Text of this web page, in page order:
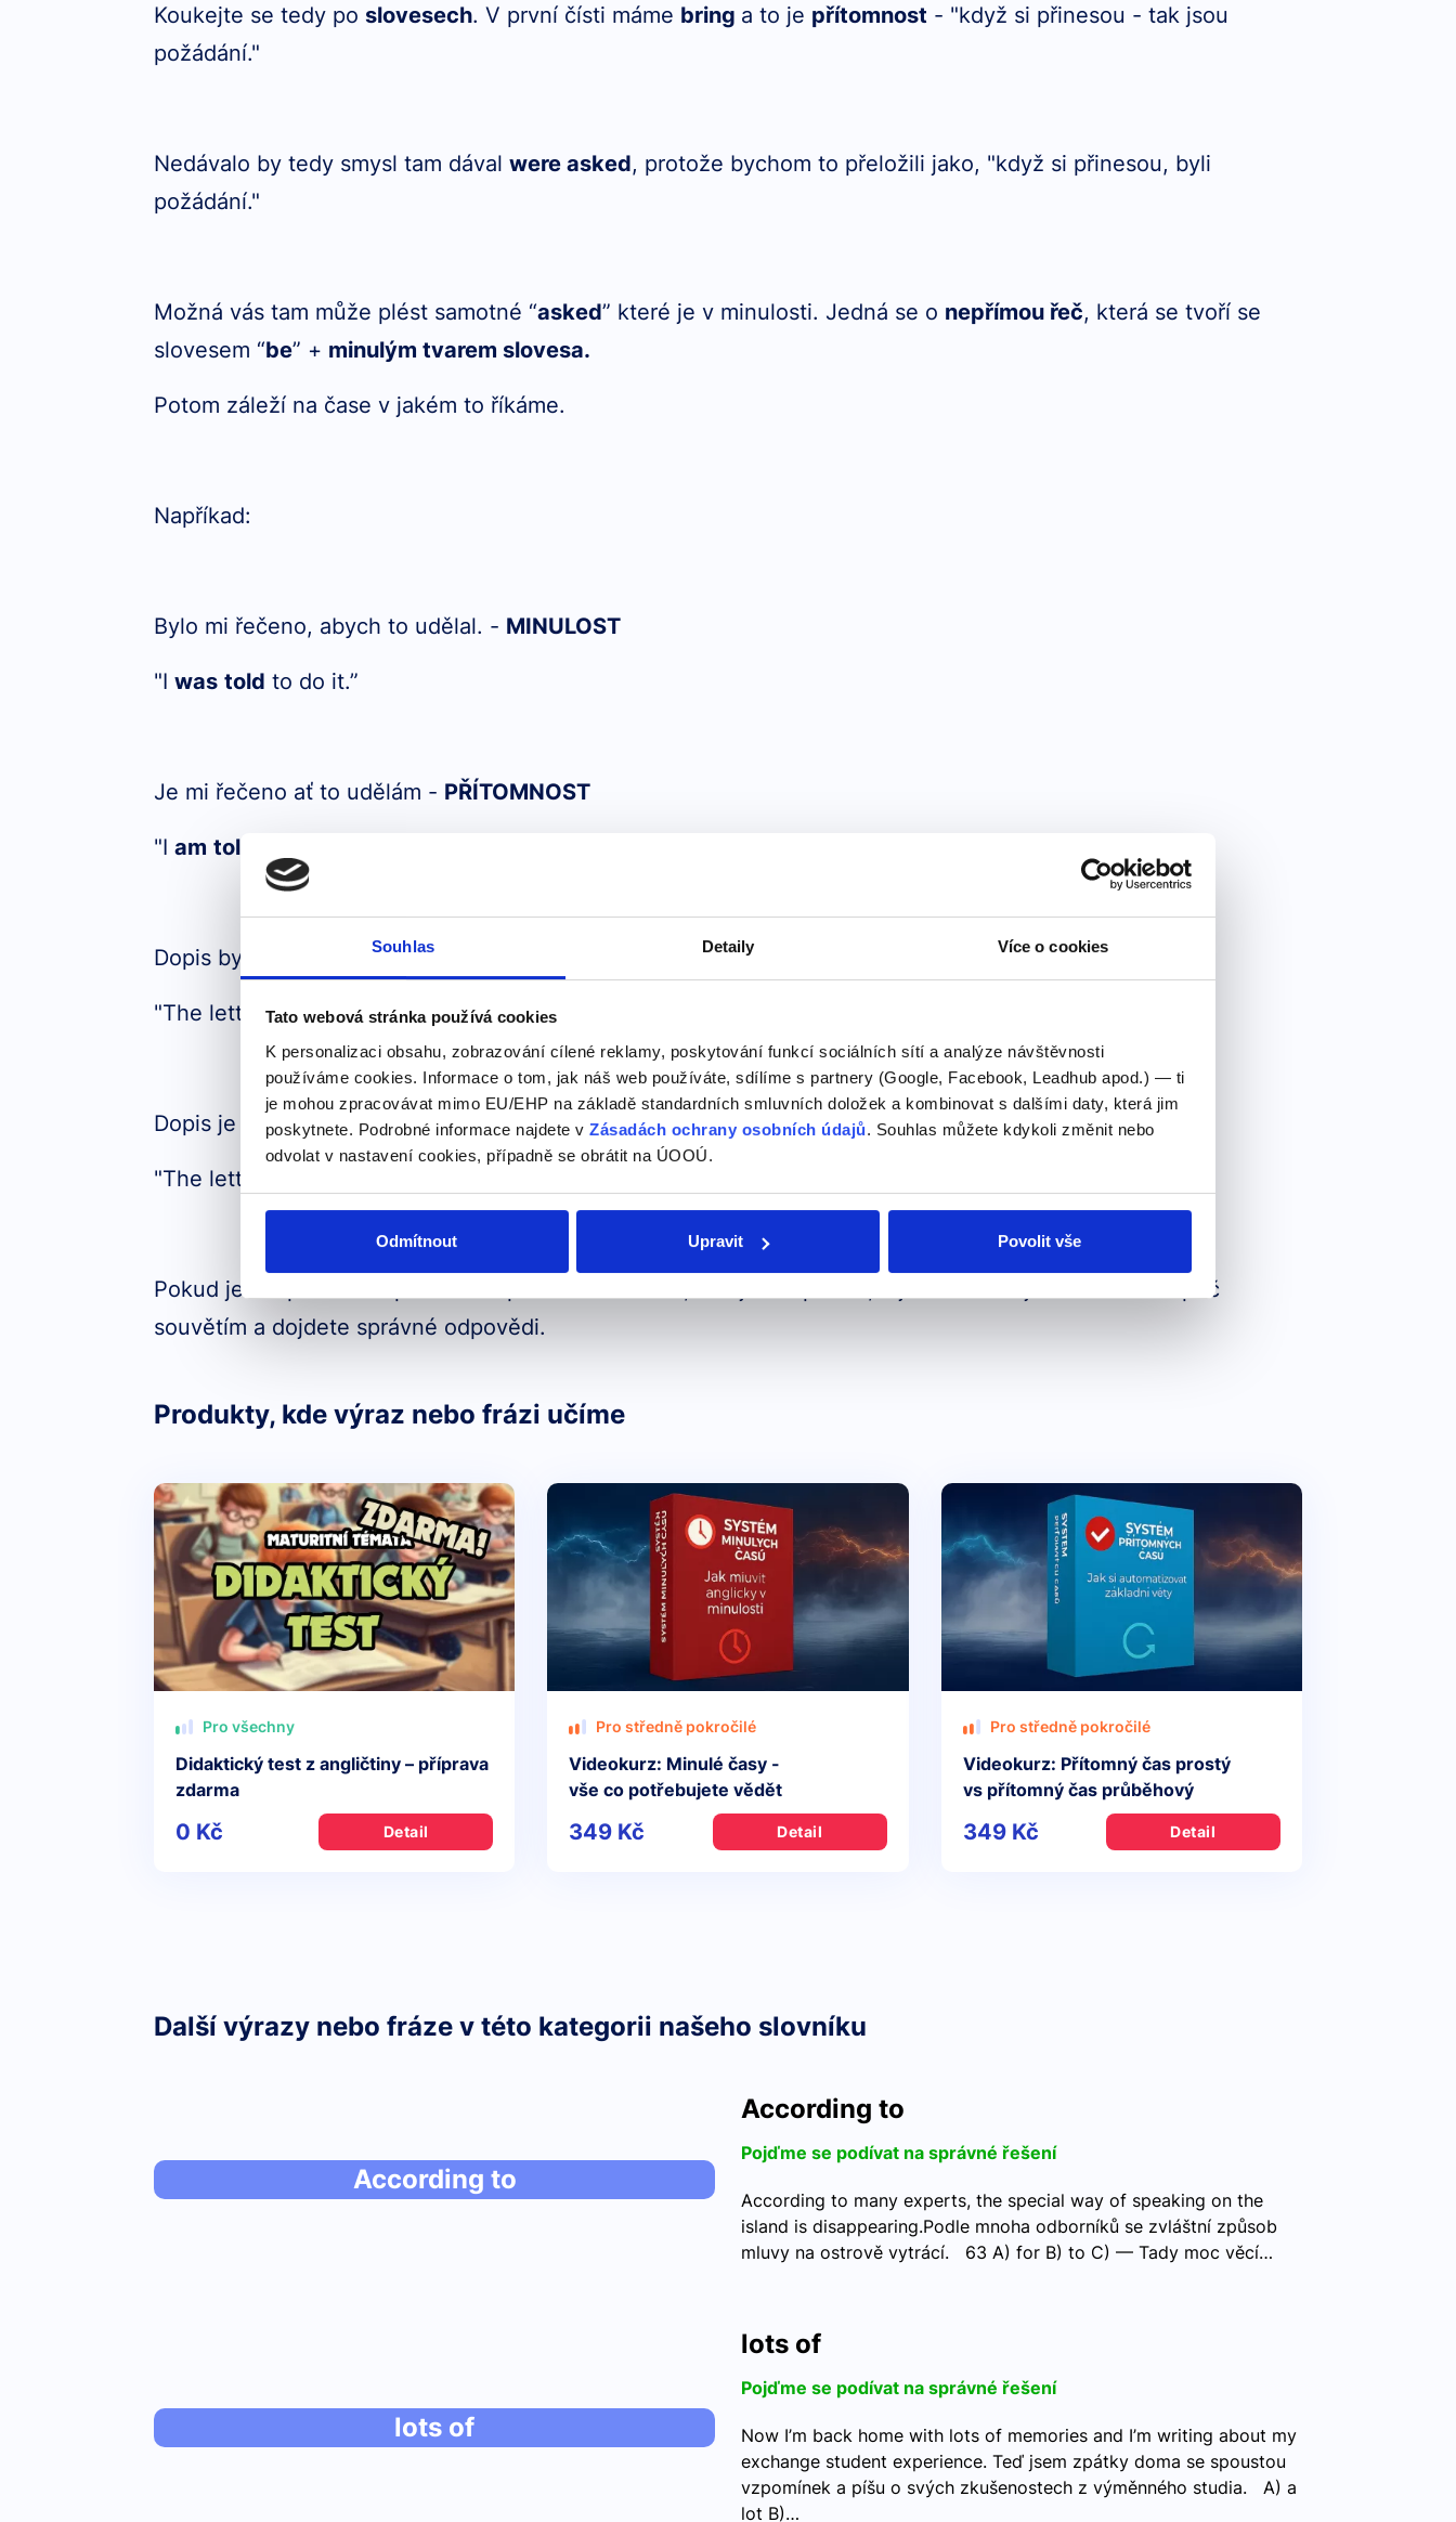
Souhlas Detaily Více o cookies
Tato webová stránka používá cookies
K personalizaci obsahu, zobrazování cílené reklamy, poskytování funkcí sociálních sítí a analýze návštěvnosti
používáme cookies. Informace o tom, jak náš web používáte, sdílíme s partnery (Google, Facebook, Leadhub apod.) — ti
je mohou zpracovávat mimo EU/EHP na základě standardních smluvních doložek a kombinovat s dalšími daty, která jim
poskytnete. Podrobné informace najdete v Zásadách ochrany osobních údajů. Souhlas můžete kdykoli změnit nebo
odvolat v nastavení cookies, případně se obrátit na ÚOOÚ.
Odmítnout Upravit Povolit vše
Koukejte se tedy poslovesech. V první čísti máme bring a to je přítomnost - "když si přinesou - tak jsou
požádání."
Nedávalo by tedy smysl tam dávalwere asked, protože bychom to přeložili jako, "když si přinesou, byli
požádání."
Možná vás tam může plést samotné “asked” které je v minulosti. Jedná se o nepřímou řeč, která se tvoří se
slovesem “be” + minulým tvarem slovesa.
Potom záleží na čase v jakém to říkáme.
Napříkad:
Bylo mi řečeno, abych to udělal. - MINULOST
"Iwas told to do it.”
Je mi řečeno ať to udělám - PŘÍTOMNOST
"Iam told
Dopis byl napsáný Tomášem -
"The letterwas writtenby Tomáš.”
Dopis je psaný Tomášem. -PŘÍTOMNOST
"The letter
Pokud je ale pro vás nepřímá řeč španělská vesnice, dívejte se potom, v jakém tvaru jsou slovesa napříč
souvětím a dojdete správné odpovědi.
Produkty, kde výraz nebo frázi učíme
Pro všechny
Didaktický test z angličtiny – příprava
zdarma
0 Kč Detail
Pro středně pokročilé
Videokurz: Minulé časy -
vše co potřebujete vědět
349 Kč Detail
Pro středně pokročilé
Videokurz: Přítomný čas prostý
vs přítomný čas průběhový
349 Kč Detail
Další výrazy nebo fráze v této kategorii našeho slovníku
According to
According to
Pojďme se podívat na správné řešení
According to many experts, the special way of speaking on the
island is disappearing.Podle mnoha odborníků se zvláštní způsob
mluvy na ostrově vytrácí. 63 A) for B) to C) — Tady moc věcí…
lots of
lots of
Pojďme se podívat na správné řešení
Now I’m back home with lots of memories and I’m writing about my
exchange student experience. Teď jsem zpátky doma se spoustou
vzpomínek a píšu o svých zkušenostech z výměnného studia. A) a
lot B)…